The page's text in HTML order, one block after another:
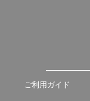
ご利用ガイド